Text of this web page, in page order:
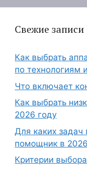
Свежие записи
Как выбрать
по технологиям
Что включает
Как выбрать
2026 году
Для каких задач
помощник в
Критерии